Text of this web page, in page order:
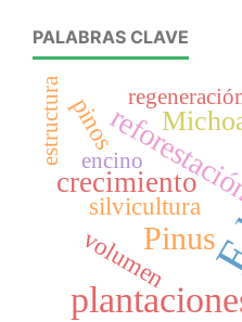
PALABRAS CLAVE
Pinus
crecimiento
volumen
silvicultura
pinos
estructura encino